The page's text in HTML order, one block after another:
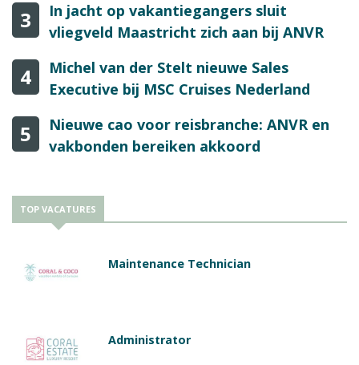
3
In jacht op vakantiegangers sluit
vliegveld Maastricht zich aan bij ANVR
4
Michel van der Stelt nieuwe Sales
Executive bij MSC Cruises Nederland
5
Nieuwe cao voor reisbranche: ANVR en
vakbonden bereiken akkoord
TOP VACATURES
Maintenance Technician
Administrator